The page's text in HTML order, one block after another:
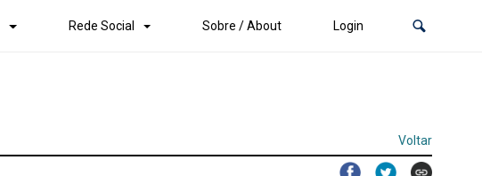
Rede Social Sobre / About Login
Voltar